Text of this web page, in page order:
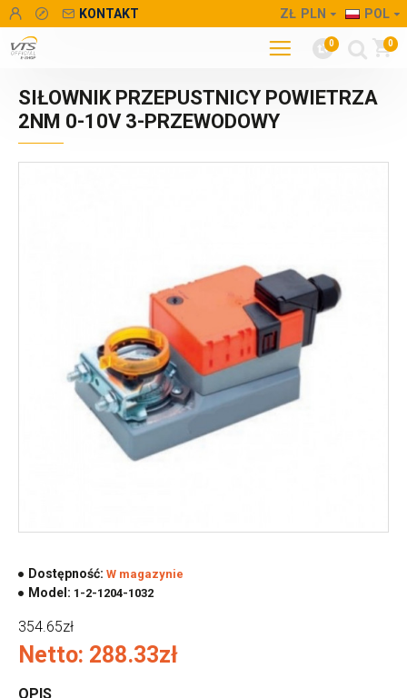
KONTAKT ZŁ PLN POL
0 0
SIŁOWNIK PRZEPUSTNICY POWIETRZA
2NM 0-10V 3-PRZEWODOWY
Dostępność: W magazynie
Model: 1-2-1204-1032
354.65zł
Netto: 288.33zł
OPIS